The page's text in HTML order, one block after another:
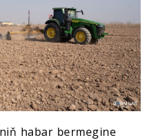
habar bermegine